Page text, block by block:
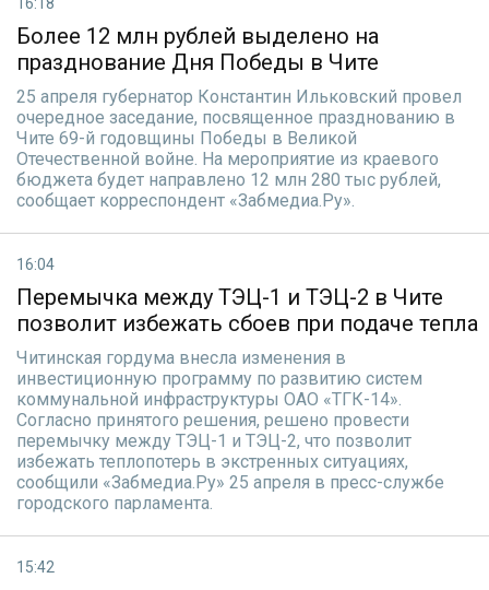
Более 12 млн рублей выделено на
празднование Дня Победы в Чите
25 апреля губернатор Константин Ильковский провел
очередное заседание, посвященное празднованию в
Чите 69-й годовщины Победы в Великой
Отечественной войне. На мероприятие из краевого
бюджета будет направлено 12 млн 280 тыс рублей,
сообщает корреспондент «Забмедиа.Ру».
16:04
Перемычка между ТЭЦ-1 и ТЭЦ-2 в Чите
позволит избежать сбоев при подаче тепла
Читинская гордума внесла изменения в
инвестиционную программу по развитию систем
коммунальной инфраструктуры ОАО «ТГК-14».
Согласно принятого решения, решено провести
перемычку между ТЭЦ-1 и ТЭЦ-2, что позволит
избежать теплопотерь в экстренных ситуациях,
сообщили «Забмедиа.Ру» 25 апреля в пресс-службе
городского парламента.
15:42